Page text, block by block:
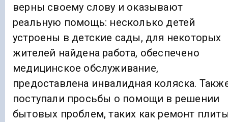
верны своему слову и оказывают
реальную помощь: несколько детей
устроены в детские сады, для некоторых
жителей найдена работа, обеспечено
медицинское обслуживание,
предоставлена инвалидная коляска.
поступали просьбы о помощи в решении
бытовых проблем, таких как ремонт